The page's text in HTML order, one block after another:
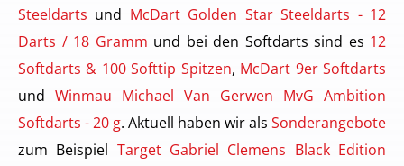
Steeldarts und McDart Golden Star Steeldarts - 12
Darts / 18 Gramm und bei den Softdarts sind es 12
Softdarts & 100 Softtip Spitzen, McDart 9er Softdarts
und Winmau Michael Van Gerwen MvG Ambition
Softdarts - 20 g. Aktuell haben wir als Sonderangebote
zum Beispiel Target Gabriel Clemens Black Edition